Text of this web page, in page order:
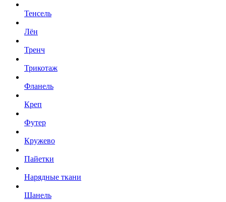
Тенсель
Лён
Тренч
Трикотаж
Фланель
Креп
Футер
Кружево
Пайетки
Нарядные ткани
Шанель